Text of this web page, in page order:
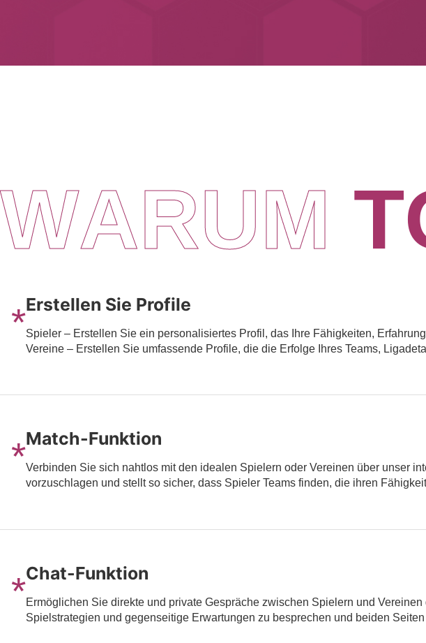
WARUM T
*Erstellen Sie Profile
Spieler – Erstellen Sie ein personalisiertes Profil, das Ihre Fähigkeiten,
Vereine – Erstellen Sie umfassende Profile, die die Erfolge Ihres Teams,
*Match-Funktion
Verbinden Sie sich nahtlos mit den idealen Spielern oder Vereinen über unser
vorzuschlagen und stellt so sicher, dass Spieler Teams finden, die ihren
*Chat-Funktion
Ermöglichen Sie direkte und private Gespräche zwischen Spielern und
Spielstrategien und gegenseitige Erwartungen zu besprechen und beiden